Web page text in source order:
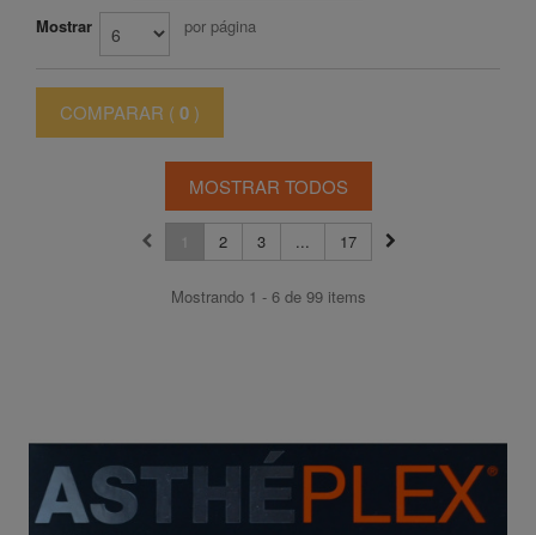
Mostrar por página
COMPARAR ( 0 )
MOSTRAR TODOS
1 2 3 ... 17
Mostrando 1 - 6 de 99 items